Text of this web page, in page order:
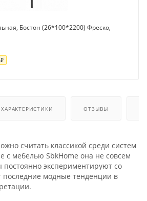
Бостон (26*100*2200) Фреско,
₽
ХАРАКТЕРИСТИКИ ОТЗЫВЫ
считать классикой среди систем
с мебелью SbkHome она не совсем
экспериментируют со
модные тенденции в